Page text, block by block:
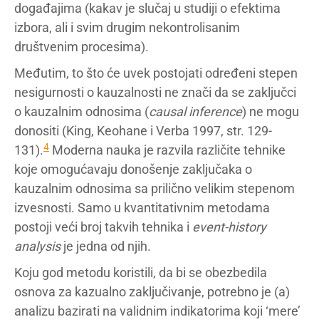
događajima (kakav je slučaj u studiji o efektima
izbora, ali i svim drugim nekontrolisanim
društvenim procesima).
Međutim, to što će uvek postojati određeni stepen
nesigurnosti o kauzalnosti ne znači da se zaključci
o kauzalnim odnosima (causal inference) ne mogu
donositi (King, Keohane i Verba 1997, str. 129-
131).4 Moderna nauka je razvila različite tehnike
koje omogućavaju donošenje zaključaka o
kauzalnim odnosima sa prilično velikim stepenom
izvesnosti. Samo u kvantitativnim metodama
postoji veći broj takvih tehnika i event-history
analysisje jedna od njih.
Koju god metodu koristili, da bi se obezbedila
osnova za kazualno zaključivanje, potrebno je (a)
analizu bazirati na validnim indikatorima koji ‘mere’